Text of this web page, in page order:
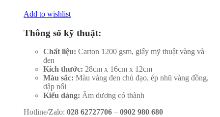
Add to wishlist
Thông số kỹ thuật:
Chất liệu: Carton 1200 gsm, giấy mỹ thuật vàng và
đen
Kích thước: 28cm x 16cm x 12cm
Màu sắc: Màu vàng đen chủ đạo, ép nhũ vàng đồng,
dập nổi
Kiểu dáng: Âm dương có thành
Hotline/Zalo: 028 62727706 – 0902 980 680